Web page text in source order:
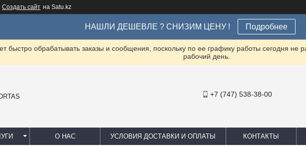
Создать сайт на Satu.kz
НАШЛИ ДЕШЕВЛЕ ? СНИЗИМ ЦЕНУ ! Подробнее
быстро обрабатывать заказы и сообщения, поскольку по ее графику работы сегодня не
рабочий день.
+7 (747) 538-38-00
О НАС УСЛОВИЯ ДОСТАВКИ И ОПЛАТЫ КОНТАКТЫ